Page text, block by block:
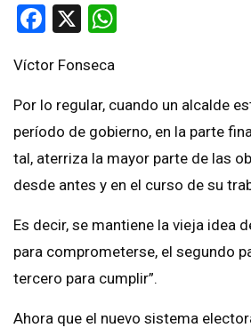
Facebook
X
Víctor Fonseca
Por lo regular, cuando un alcalde
período de gobierno, en la parte
tal, aterriza la mayor parte de las
desde antes y en el curso de su
Es decir, se mantiene la vieja idea
para comprometerse, el segundo
tercero para cumplir”.
Ahora que el nuevo sistema